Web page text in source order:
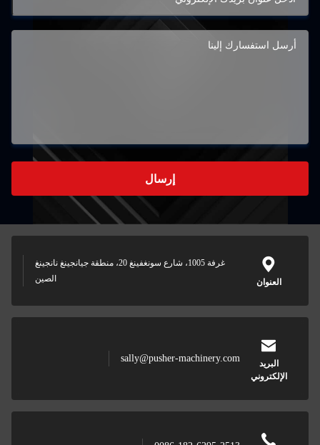
إرسال
العنوان
غرفة 1005، شارع سونغفينغ 20، منطقة جيانجينغ نانجينغ
الصين
البريد
الإلكتروني
sally@pusher-machinery.com